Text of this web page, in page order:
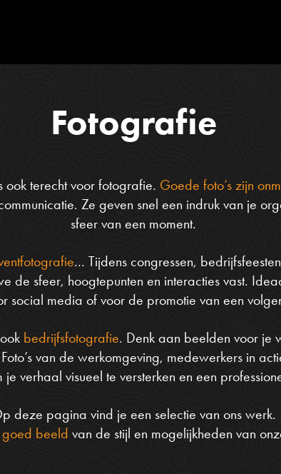
Fotografie
ook terecht voor fotografie. Goede foto’s zijn
Ze geven snel een indruk van je
sfeer van een moment.
... Tijdens congressen,
de sfeer, hoogtepunten en interacties vast.
social media of voor de promotie van een
bedrijfsfotografie. Denk aan beelden voor je
van de werkomgeving, medewerkers in
verhaal visueel te versterken en een
deze pagina vind je een selectie van ons werk.
beeld van de stijl en mogelijkheden van